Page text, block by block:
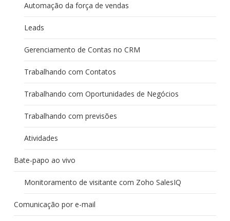
Automação da força de vendas
Leads
Gerenciamento de Contas no CRM
Trabalhando com Contatos
Trabalhando com Oportunidades de Negócios
Trabalhando com previsões
Atividades
Bate-papo ao vivo
Monitoramento de visitante com Zoho SalesIQ
Comunicação por e-mail